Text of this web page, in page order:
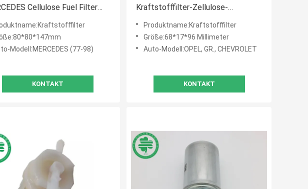
Cellulose Fuel Filter
Hochleistungs-Kraftstofffilter-
Modell:MERCEDES (77-98)
KONTAKT
Kraftstofffilter-Zellulose-
Brennstoff-Schadstoffe für GR.
Chevrolet
Produktname:Kraftstofffilter
Größe:68*17*96 Millimeter
Auto-Modell:OPEL, GR., CHEVROLET
KONTAKT